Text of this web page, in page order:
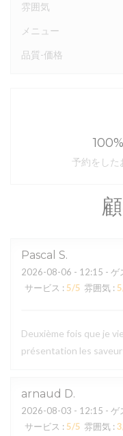
Pascal S
2026-08-06 - 12:15 - ゲ
サービス : 5/5 雰囲気 : 5
Deuxième fois que je
présentation les
arnaud D
2026-08-03 - 12:15 - ゲ
サービス : 5/5 雰囲気 : 3
雰囲気
メニュー
品質-価格
予約をした